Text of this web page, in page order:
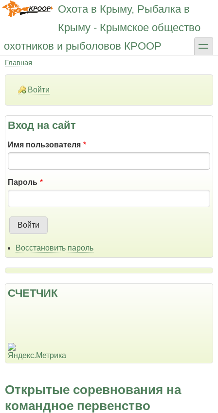
Перейти
Охота в Крыму, Рыбалка в
Крыму - Крымское общество
охотников и рыболовов КРООР
toggle
Строка
навигации
Главная
Войти
Вход на сайт
Имя пользователя
Пароль
Восстановить пароль
СЧЕТЧИК
Открытые соревнования на
командное первенство